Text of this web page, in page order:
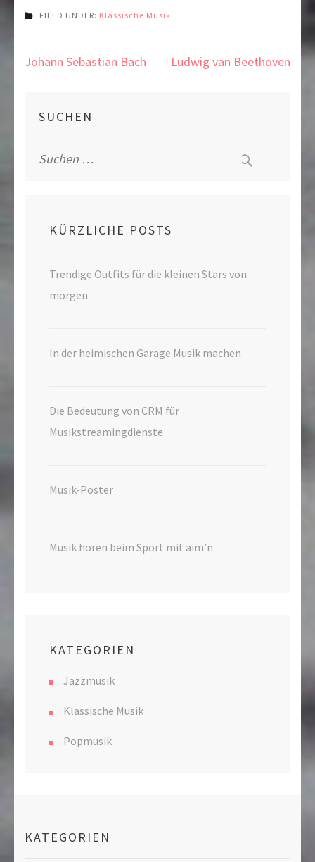
FILED UNDER: Klassische Musik
Beitragsnavigation
Johann Sebastian Bach Ludwig van Beethoven
SUCHEN
nach:
KÜRZLICHE POSTS
Trendige Outfits für die kleinen Stars von
morgen
In der heimischen Garage Musik machen
Die Bedeutung von CRM für
Musikstreamingdienste
Musik-Poster
Musik hören beim Sport mit aim’n
KATEGORIEN
Jazzmusik
Klassische Musik
Popmusik
KATEGORIEN